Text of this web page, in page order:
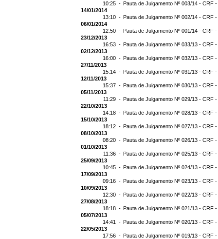
10:25 - Pauta de Julgamento Nº 003/14 - CRF
14/01/2014
13:10 - Pauta de Julgamento Nº 002/14 - CRF
06/01/2014
12:50 - Pauta de Julgamento Nº 001/14 - CRF
23/12/2013
16:53 - Pauta de Julgamento Nº 033/13 - CRF
02/12/2013
16:00 - Pauta de Julgamento Nº 032/13 - CRF
27/11/2013
15:14 - Pauta de Julgamento Nº 031/13 - CRF
12/11/2013
15:37 - Pauta de Julgamento Nº 030/13 - CRF
05/11/2013
11:29 - Pauta de Julgamento Nº 029/13 - CRF
22/10/2013
14:18 - Pauta de Julgamento Nº 028/13 - CRF
15/10/2013
18:12 - Pauta de Julgamento Nº 027/13 - CRF
08/10/2013
08:20 - Pauta de Julgamento Nº 026/13 - CRF
01/10/2013
11:36 - Pauta de Julgamento Nº 025/13 - CRF
25/09/2013
10:45 - Pauta de Julgamento Nº 024/13 - CRF
17/09/2013
09:16 - Pauta de Julgamento Nº 023/13 - CRF
10/09/2013
12:30 - Pauta de Julgamento Nº 022/13 - CRF
27/08/2013
18:18 - Pauta de Julgamento Nº 021/13 - CRF
05/07/2013
14:41 - Pauta de Julgamento Nº 020/13 - CRF
22/05/2013
17:56 - Pauta de Julgamento Nº 019/13 - CRF